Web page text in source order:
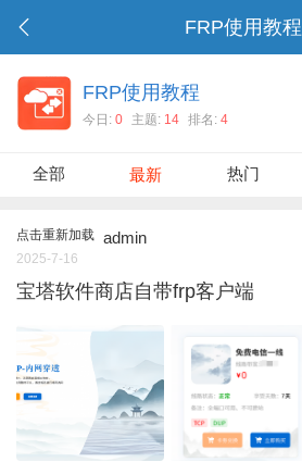
FRP使用教程
FRP使用教程
今日:0 主题: 14 排名:4
全部 最新 热门
点击重新加载 admin
2025-7-16
宝塔软件商店自带frp客户端